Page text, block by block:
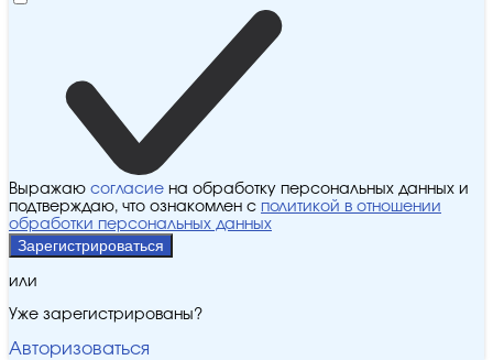
Выражаю согласие на обработку персональных данных и
подтверждаю, что ознакомлен с политикой в отношении
обработки персональных данных
Зарегистрироваться
или
Уже зарегистрированы?
Авторизоваться